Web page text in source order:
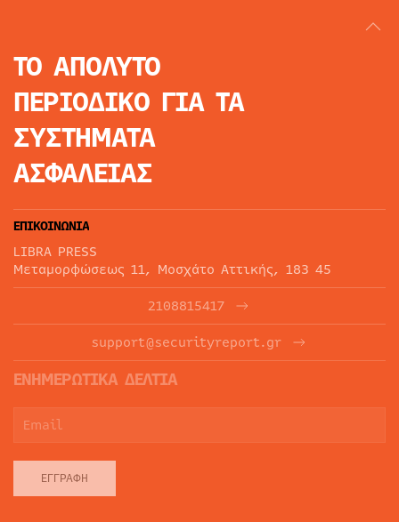
ΤΟ ΑΠΟΛΥΤΟ
ΠΕΡΙΟΔΙΚΟ ΓΙΑ ΤΑ
ΣΥΣΤΗΜΑΤΑ
ΑΣΦΑΛΕΙΑΣ
ΕΠΙΚΟΙΝΩΝΙΑ
LIBRA PRESS
Μεταμορφώσεως 11, Μοσχάτο Αττικής, 183 45
2108815417
support@securityreport.gr
ΕΝΗΜΕΡΩΤΙΚΑ ΔΕΛΤΙΑ
ΕΓΓΡΑΦΉ